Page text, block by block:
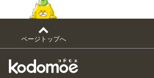
ページトップへ